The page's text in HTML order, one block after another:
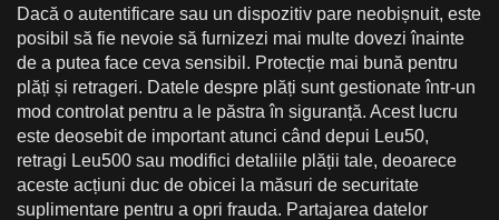
Dacă o autentificare sau un dispozitiv pare neobișnuit, este
posibil să fie nevoie să furnizezi mai multe dovezi înainte
de a putea face ceva sensibil. Protecție mai bună pentru
plăți și retrageri. Datele despre plăți sunt gestionate într-un
mod controlat pentru a le păstra în siguranță. Acest lucru
este deosebit de important atunci când depui Leu50,
retragi Leu500 sau modifici detaliile plății tale, deoarece
aceste acțiuni duc de obicei la măsuri de securitate
suplimentare pentru a opri frauda. Partajarea datelor